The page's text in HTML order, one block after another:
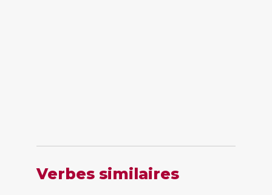
Verbes similaires